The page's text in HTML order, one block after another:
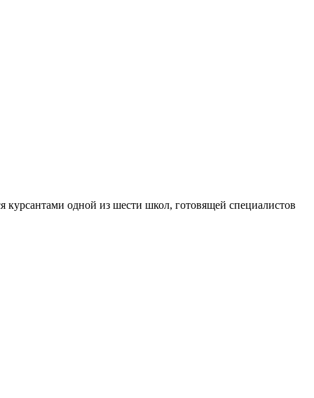
одной из шести школ, готовящей специалистов